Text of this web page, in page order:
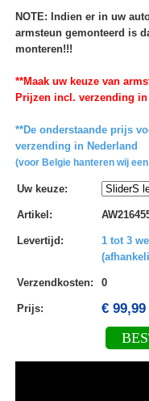
NOTE: Indien er in uw
armsteun gemonteerd is
monteren!!!
**Maak uw keuze van
Prijzen incl. verzending
**De onderstaande prijs
verzending in Nederland
(voor Belgie hanteren wij
Uw keuze:
Artikel :
Levertijd :
1 tot 3
Verzendkosten: 0
Prijs: € 99,99